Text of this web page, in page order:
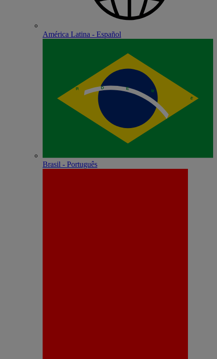
América Latina - Español
Brasil - Português